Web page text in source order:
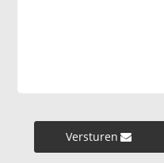
Versturen »